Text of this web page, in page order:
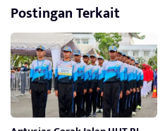
Postingan Terkait